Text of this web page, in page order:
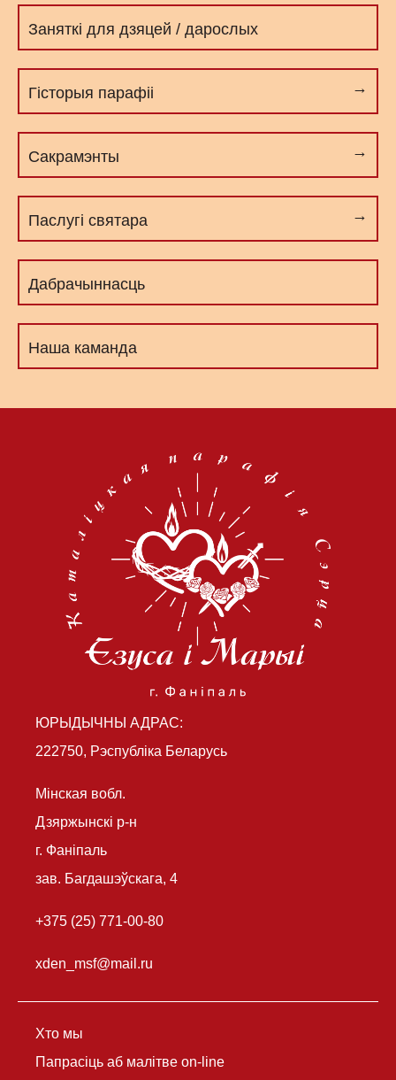
Заняткі для дзяцей / дарослых
Гісторыя парафіі
Сакрамэнты
Паслугі cвятара
Дабрачыннасць
Наша каманда
ЮРЫДЫЧНЫ АДРАС:
222750, Рэспубліка Беларусь
Мінская вобл.
Дзяржынскі р-н
г. Фаніпаль
зав. Багдашэўскага, 4
+375 (25) 771-00-80
xden_msf@mail.ru
Хто мы
Папрасіць аб малітве on-line